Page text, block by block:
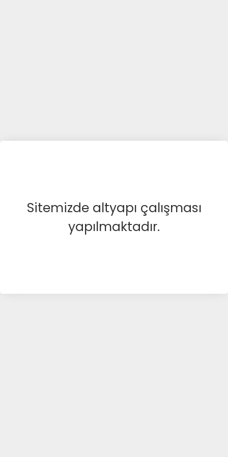
Sitemizde altyapı çalışması
yapılmaktadır.